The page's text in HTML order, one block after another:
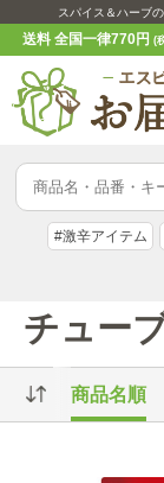
スパイス＆ハーブ
送料 全国一律770円(
#激辛アイテム
チュー
商品名順